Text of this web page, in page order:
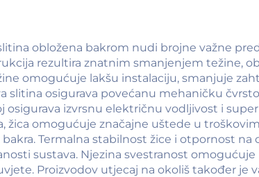
obložena bakrom nudi brojne važne
rezultira znatnim smanjenjem težine,
omogućuje lakšu instalaciju, smanjuje
slitina osigurava povećanu mehaničku
osigurava izvrsnu električnu vodljivost i
žica omogućuje značajne uštede u
Termalna stabilnost žice i otpornost
sustava. Njezina svestranost
Proizvodov utjecaj na okoliš također je